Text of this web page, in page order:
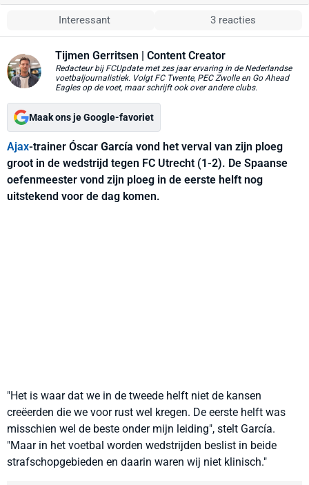
Interessant 3 reacties
Tijmen Gerritsen | Content Creator
Redacteur bij FCUpdate met zes jaar ervaring in de Nederlandse
voetbaljournalistiek. Volgt FC Twente, PEC Zwolle en Go Ahead
Eagles op de voet, maar schrijft ook over andere clubs.
Maak ons je Google-favoriet
Ajax-trainer Óscar García vond het verval van zijn ploeg
groot in de wedstrijd tegen FC Utrecht (1-2). De Spaanse
oefenmeester vond zijn ploeg in de eerste helft nog
uitstekend voor de dag komen.
"Het is waar dat we in de tweede helft niet de kansen
creëerden die we voor rust wel kregen. De eerste helft was
misschien wel de beste onder mijn leiding", stelt García.
"Maar in het voetbal worden wedstrijden beslist in beide
strafschopgebieden en daarin waren wij niet klinisch."